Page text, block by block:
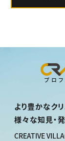
プロ
より豊かなク
様々な知見・
CREATIVE